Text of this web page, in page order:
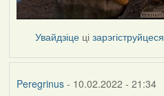
Увайдзіце цізарэгіструйцеся
Peregrinus- 10.02.2022 - 21:34